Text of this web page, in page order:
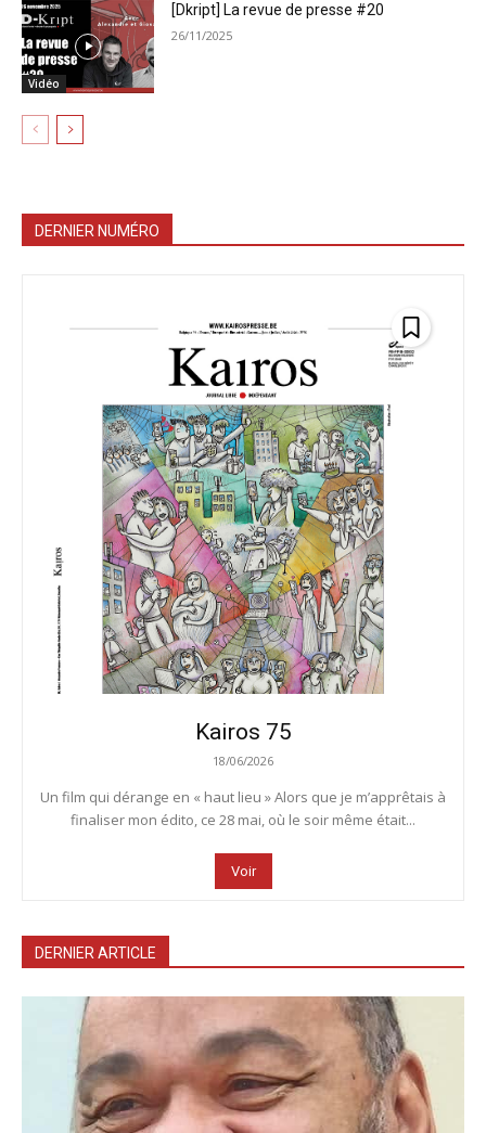
Vidéo
[Dkript] La revue de presse #20
26/11/2025
DERNIER NUMÉRO
Kairos 75
18/06/2026
Un film qui dérange en « haut lieu » Alors que je m’apprêtais à
finaliser mon édito, ce 28 mai, où le soir même était...
Voir
DERNIER ARTICLE